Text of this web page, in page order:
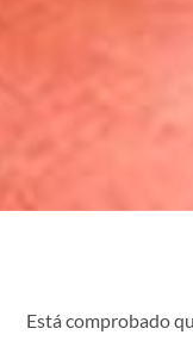
Está comprobado